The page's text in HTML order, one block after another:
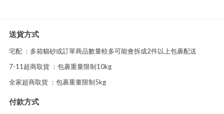
送貨方式
宅配 ：多箱貓砂或訂單商品數量較多可能會拆成2件以上包裹配送
7-11超商取貨 ：包裹重量限制10kg
全家超商取貨 ：包裹重量限制5kg
付款方式